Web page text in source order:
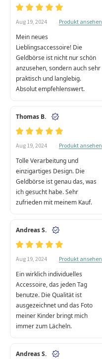
Aug 19, 2024 Produkt ansehen
Mein neues
Lieblingsaccessoire! Die
Geldbörse ist nicht nur schön
anzusehen, sondern auch sehr
praktisch und langlebig.
Absolut empfehlenswert.
Thomas B.
Aug 19, 2024 Produkt ansehen
Tolle Verarbeitung und
einzigartiges Design. Die
Geldbörse ist genau das, was
ich gesucht habe. Sehr
zufrieden mit meinem Kauf.
Andreas S.
Aug 19, 2024 Produkt ansehen
Ein wirklich individuelles
Accessoire, das jeden Tag
benutze. Die Qualität ist
ausgezeichnet und das Foto
meiner Kinder bringt mich
immer zum Lächeln.
Andreas S.